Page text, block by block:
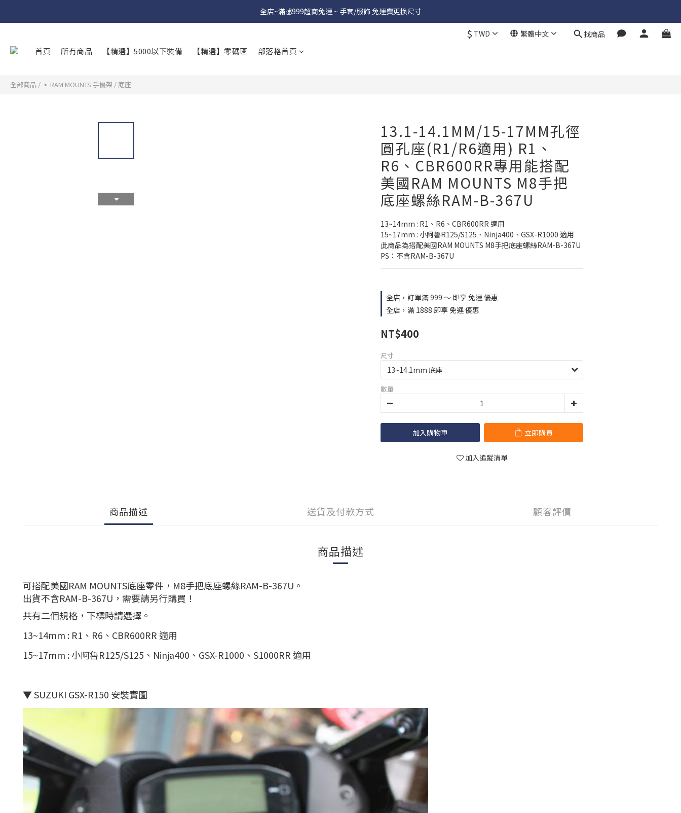
全店~滿💰999超商免運 ~ 手套/服飾 免運費更換尺寸
$ TWD 繁體中文 找商品
首頁 所有商品 【精選】5000以下裝備 【精選】零碼區 部落格首頁
全部商品 / ▪︎ RAM MOUNTS 手機架 / 底座
13.1-14.1MM/15-17MM孔徑
圓孔座(R1/R6適用) R1、
R6、CBR600RR專用能搭配
美國RAM MOUNTS M8手把
底座螺絲RAM-B-367U
13~14mm : R1、R6、CBR600RR 適用
15~17mm : 小阿魯R125/S125、Ninja400、GSX-R1000 適用
此商品為搭配美國RAM MOUNTS M8手把底座螺絲RAM-B-367U
PS：不含RAM-B-367U
全店，訂單滿 999 ～ 即享 免運 優惠
全店，滿 1888 即享 免運 優惠
NT$400
尺寸
數量
加入購物車 立即購買
加入追蹤清單
商品描述 送貨及付款方式 顧客評價
商品描述
可搭配美國RAM MOUNTS底座零件，M8手把底座螺絲RAM-B-367U。
出貨不含RAM-B-367U，需要請另行購買！
共有二個規格，下標時請選擇。
13~14mm : R1、R6、CBR600RR 適用
15~17mm : 小阿魯R125/S125、Ninja400、GSX-R1000 、S1000RR 適用
▼ SUZUKI GSX-R150 安裝實圖
立即購買